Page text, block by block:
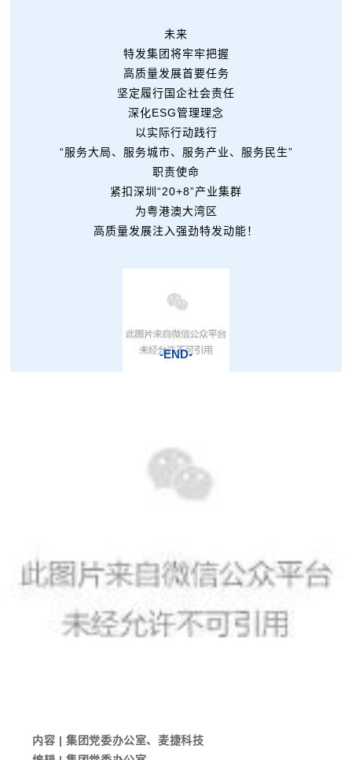
未来
特发集团将牢牢把握
高质量发展首要任务
坚定履行国企社会责任
深化ESG管理理念
以实际行动践行
“服务大局、服务城市、服务产业、服务民生”
职责使命
紧扣深圳“20+8”产业集群
为粤港澳大湾区
高质量发展注入强劲特发动能！
-END-
内容 | 集团党委办公室、麦捷科技